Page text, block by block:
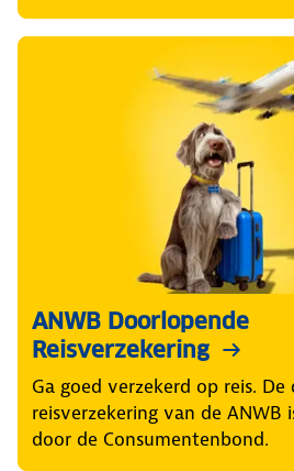
ANWB Doorlopende
Reisverzekering
Ga goed verzekerd op reis.
reisverzekering van de ANWB
door de Consumentenbond.